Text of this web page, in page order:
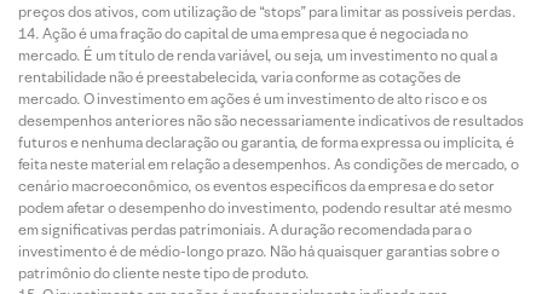
preços dos ativos, com utilização de “stops” para limitar as possíveis perdas.
Ação é uma fração do capital de uma empresa que é negociada no
mercado. É um título de renda variável, ou seja, um investimento no qual a
rentabilidade não é preestabelecida, varia conforme as cotações de
mercado. O investimento em ações é um investimento de alto risco e os
desempenhos anteriores não são necessariamente indicativos de resultados
futuros e nenhuma declaração ou garantia, de forma expressa ou implícita, é
feita neste material em relação a desempenhos. As condições de mercado, o
cenário macroeconômico, os eventos específicos da empresa e do setor
podem afetar o desempenho do investimento, podendo resultar até mesmo
em significativas perdas patrimoniais. A duração recomendada para o
investimento é de médio-longo prazo. Não há quaisquer garantias sobre o
patrimônio do cliente neste tipo de produto.